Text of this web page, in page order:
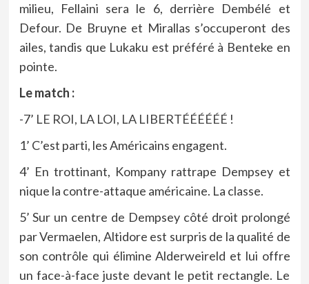
milieu, Fellaini sera le 6, derrière Dembélé et
Defour. De Bruyne et Mirallas s’occuperont des
ailes, tandis que Lukaku est préféré à Benteke en
pointe.
Le match :
-7’ LE ROI, LA LOI, LA LIBERTÉÉÉÉÉÉ !
1’ C’est parti, les Américains engagent.
4’ En trottinant, Kompany rattrape Dempsey et
nique la contre-attaque américaine. La classe.
5’ Sur un centre de Dempsey côté droit prolongé
par Vermaelen, Altidore est surpris de la qualité de
son contrôle qui élimine Alderweireld et lui offre
un face-à-face juste devant le petit rectangle. Le